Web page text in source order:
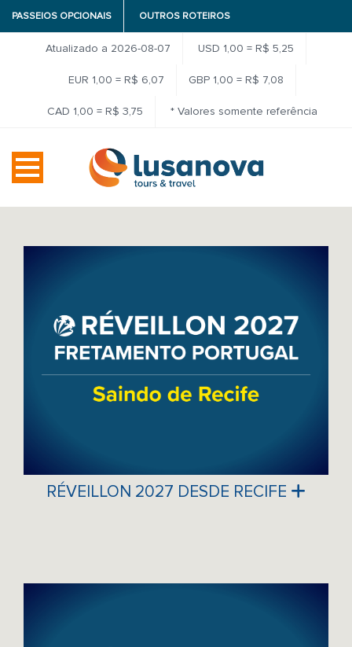
PASSEIOS OPCIONAIS OUTROS ROTEIROS
Atualizado a 2026-08-07 USD 1,00 = R$ 5,25
EUR 1,00 = R$ 6,07 GBP 1,00 = R$ 7,08
CAD 1,00 = R$ 3,75 * Valores somente referência
RÉVEILLON 2027 DESDE RECIFE